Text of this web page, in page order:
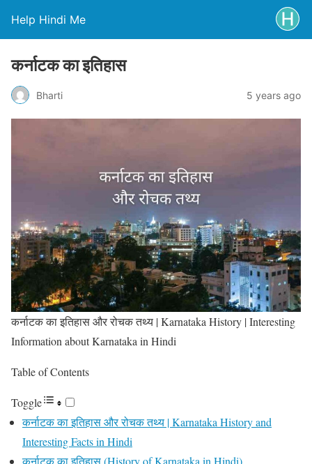
Help Hindi Me
कर्नाटक का इतिहास
Bharti 5 years ago
कर्नाटक का इतिहास और रोचक तथ्य | Karnataka History | Interesting
Information about Karnataka in Hindi
Table of Contents
Toggle
कर्नाटक का इतिहास और रोचक तथ्य | Karnataka History and
Interesting Facts in Hindi